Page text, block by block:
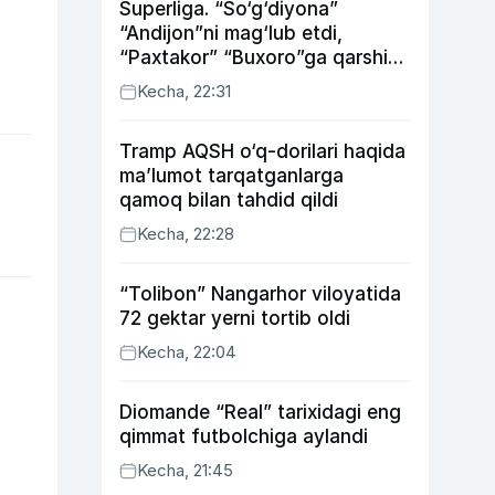
Superliga. “So‘g‘diyona”
“Andijon”ni mag‘lub etdi,
“Paxtakor” “Buxoro”ga qarshi
bahsda g‘alabani qo‘ldan
chiqardi
Kecha, 22:31
Tramp AQSH o‘q-dorilari haqida
ma’lumot tarqatganlarga
qamoq bilan tahdid qildi
Kecha, 22:28
“Tolibon” Nangarhor viloyatida
72 gektar yerni tortib oldi
Kecha, 22:04
Diomande “Real” tarixidagi eng
qimmat futbolchiga aylandi
Kecha, 21:45